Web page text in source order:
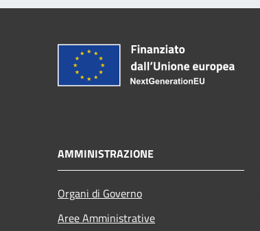
AMMINISTRAZIONE
Organi di Governo
Aree Amministrative